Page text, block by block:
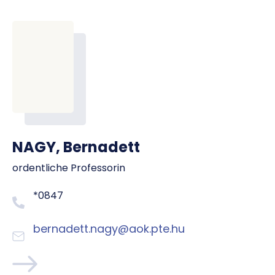
NAGY, Bernadett
ordentliche Professorin
*0847
bernadett.nagy@aok.pte.hu